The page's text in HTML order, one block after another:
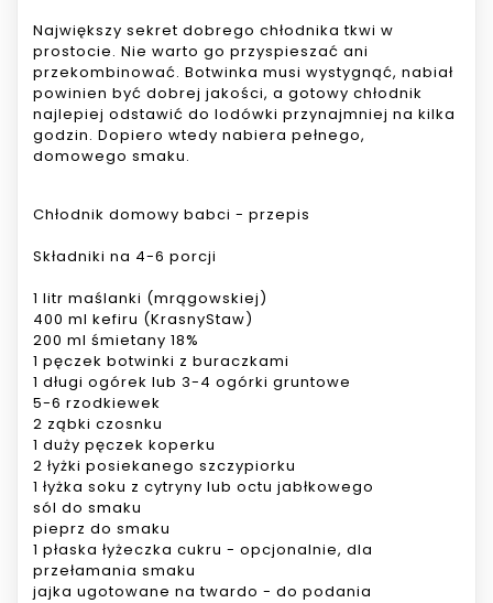
Największy sekret dobrego chłodnika tkwi w
prostocie. Nie warto go przyspieszać ani
przekombinować. Botwinka musi wystygnąć, nabiał
powinien być dobrej jakości, a gotowy chłodnik
najlepiej odstawić do lodówki przynajmniej na kilka
godzin. Dopiero wtedy nabiera pełnego,
domowego smaku.
Chłodnik domowy babci - przepis
Składniki na 4-6 porcji
1 litr maślanki (mrągowskiej)
400 ml kefiru (KrasnyStaw)
200 ml śmietany 18%
1 pęczek botwinki z buraczkami
1 długi ogórek lub 3-4 ogórki gruntowe
5-6 rzodkiewek
2 ząbki czosnku
1 duży pęczek koperku
2 łyżki posiekanego szczypiorku
1 łyżka soku z cytryny lub octu jabłkowego
sól do smaku
pieprz do smaku
1 płaska łyżeczka cukru - opcjonalnie, dla
przełamania smaku
jajka ugotowane na twardo - do podania